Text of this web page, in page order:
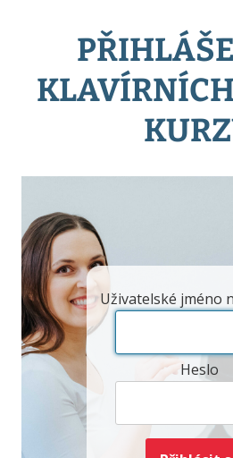
Uživatelské jméno
Heslo